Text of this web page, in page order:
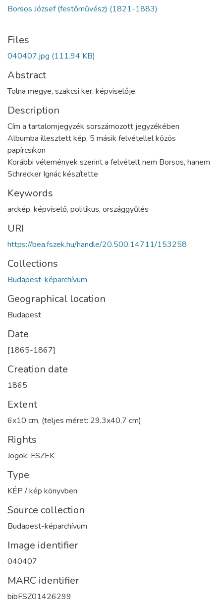
Borsos József (festőművész) (1821-1883)
Files
040407.jpg (111.94 KB)
Abstract
Tolna megye, szakcsi ker. képviselője.
Description
Cím a tartalomjegyzék sorszámozott jegyzékében
Albumba illesztett kép, 5 másik felvétellel közös
papírcsíkon
Korábbi vélemények szerint a felvételt nem Borsos, hanem
Schrecker Ignác készítette
Keywords
arckép, képviselő, politikus, országgyűlés
URI
https://bea.fszek.hu/handle/20.500.14711/153258
Collections
Budapest-képarchívum
Geographical location
Budapest
Date
[1865-1867]
Creation date
1865
Extent
6x10 cm, (teljes méret: 29,3x40,7 cm)
Rights
Jogok: FSZEK
Type
KÉP / kép könyvben
Source collection
Budapest-képarchívum
Image identifier
040407
MARC identifier
bibFSZ01426299